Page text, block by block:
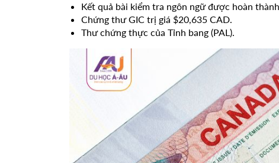
Kết quả bài kiểm tra ngôn ngữ được hoàn
Chứng thư GIC trị giá $20,635 CAD.
Thư chứng thực của Tỉnh bang (PAL).